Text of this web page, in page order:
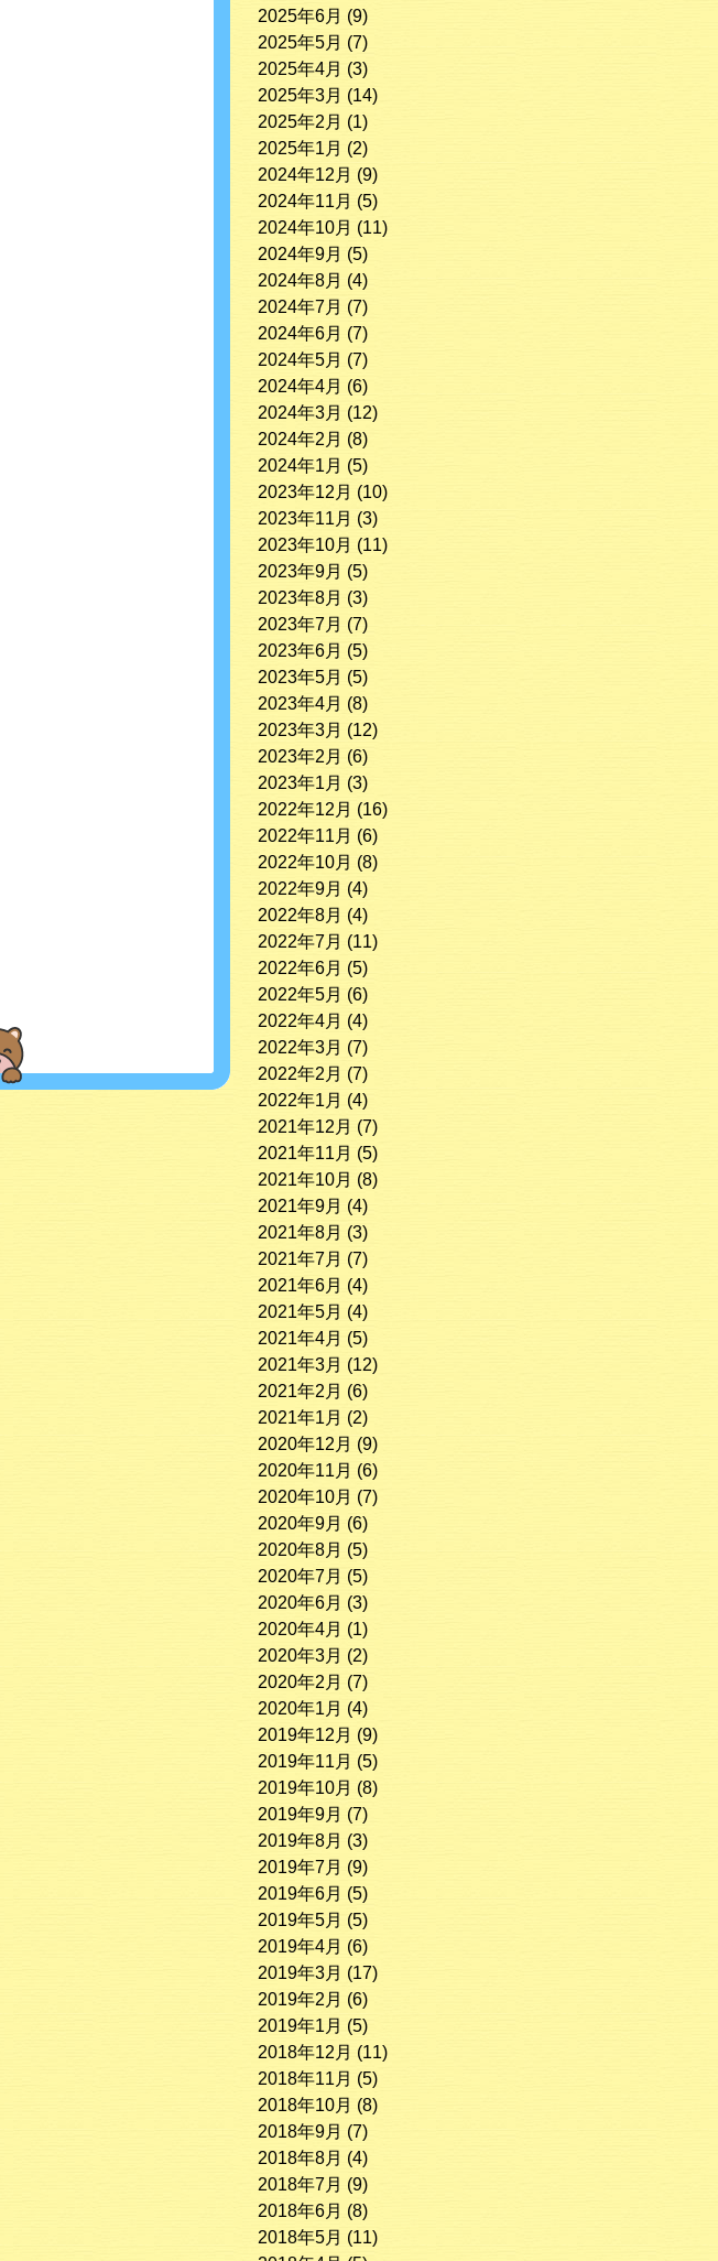
2025年6月 (9)
2025年5月 (7)
2025年4月 (3)
2025年3月 (14)
2025年2月 (1)
2025年1月 (2)
2024年12月 (9)
2024年11月 (5)
2024年10月 (11)
2024年9月 (5)
2024年8月 (4)
2024年7月 (7)
2024年6月 (7)
2024年5月 (7)
2024年4月 (6)
2024年3月 (12)
2024年2月 (8)
2024年1月 (5)
2023年12月 (10)
2023年11月 (3)
2023年10月 (11)
2023年9月 (5)
2023年8月 (3)
2023年7月 (7)
2023年6月 (5)
2023年5月 (5)
2023年4月 (8)
2023年3月 (12)
2023年2月 (6)
2023年1月 (3)
2022年12月 (16)
2022年11月 (6)
2022年10月 (8)
2022年9月 (4)
2022年8月 (4)
2022年7月 (11)
2022年6月 (5)
2022年5月 (6)
2022年4月 (4)
2022年3月 (7)
2022年2月 (7)
2022年1月 (4)
2021年12月 (7)
2021年11月 (5)
2021年10月 (8)
2021年9月 (4)
2021年8月 (3)
2021年7月 (7)
2021年6月 (4)
2021年5月 (4)
2021年4月 (5)
2021年3月 (12)
2021年2月 (6)
2021年1月 (2)
2020年12月 (9)
2020年11月 (6)
2020年10月 (7)
2020年9月 (6)
2020年8月 (5)
2020年7月 (5)
2020年6月 (3)
2020年4月 (1)
2020年3月 (2)
2020年2月 (7)
2020年1月 (4)
2019年12月 (9)
2019年11月 (5)
2019年10月 (8)
2019年9月 (7)
2019年8月 (3)
2019年7月 (9)
2019年6月 (5)
2019年5月 (5)
2019年4月 (6)
2019年3月 (17)
2019年2月 (6)
2019年1月 (5)
2018年12月 (11)
2018年11月 (5)
2018年10月 (8)
2018年9月 (7)
2018年8月 (4)
2018年7月 (9)
2018年6月 (8)
2018年5月 (11)